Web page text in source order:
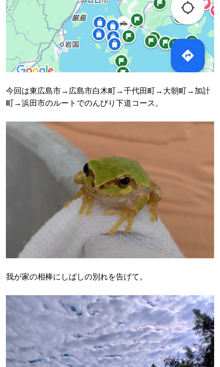
今回は東広島市→広島市白木町→千代田町→大朝町→加計
町→浜田市のルートでのんびり下道コース。
我が家の相棒にしばしの別れを告げて。